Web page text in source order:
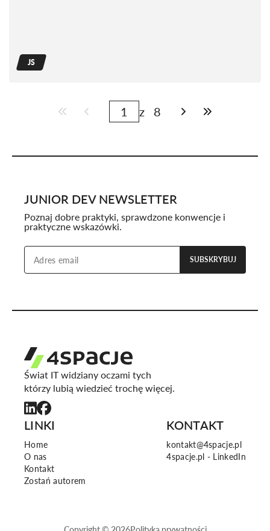
JS
z 8
JUNIOR DEV NEWSLETTER
Poznaj dobre praktyki, sprawdzone konwencje i
praktyczne wskazówki.
SUBSKRYBUJ
Świat IT widziany oczami tych
którzy lubią wiedzieć trochę więcej.
LINKI
Home
O nas
Kontakt
Zostań autorem
KONTAKT
kontakt@4spacje.pl
4spacje.pl - LinkedIn